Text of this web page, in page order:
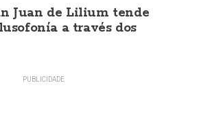
Juan de Lilium tende
a través dos